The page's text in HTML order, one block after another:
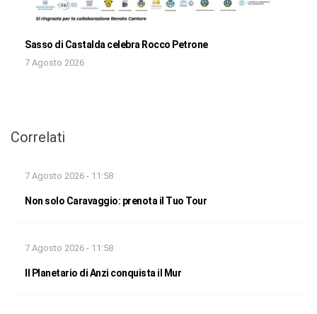
Sasso di Castalda celebra Rocco Petrone
7 Agosto 2026
Correlati
7 Agosto 2026 - 11:58
Non solo Caravaggio: prenota il Tuo Tour
7 Agosto 2026 - 11:58
Il Planetario di Anzi conquista il Mur